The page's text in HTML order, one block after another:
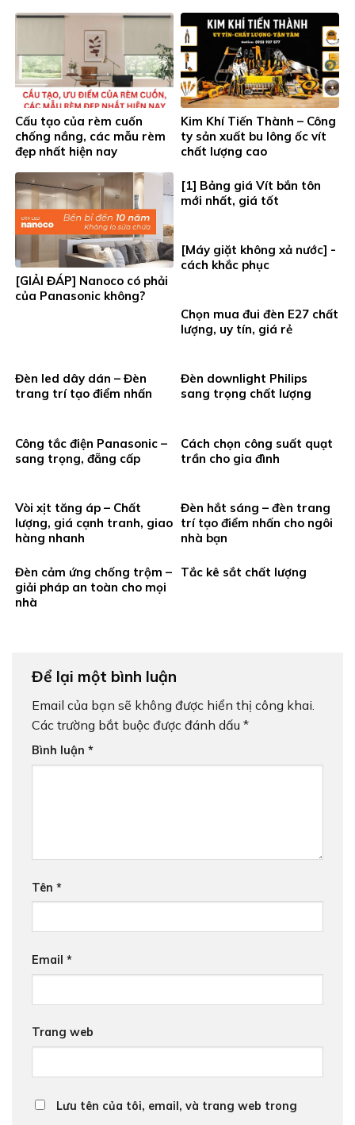
Cấu tạo của rèm cuốn
chống nắng, các mẫu rèm
đẹp nhất hiện nay
Kim Khí Tiến Thành – Công
ty sản xuất bu lông ốc vít
chất lượng cao
[GIẢI ĐÁP] Nanoco có phải
của Panasonic không?
[1] Bảng giá Vít bắn tôn
mới nhất, giá tốt
[Máy giặt không xả nước] -
cách khắc phục
Chọn mua đui đèn E27 chất
lượng, uy tín, giá rẻ
Đèn led dây dán – Đèn
trang trí tạo điểm nhấn
Đèn downlight Philips
sang trọng chất lượng
Công tắc điện Panasonic –
sang trọng, đẵng cấp
Cách chọn công suất quạt
trần cho gia đình
Vòi xịt tăng áp – Chất
lượng, giá cạnh tranh, giao
hàng nhanh
Đèn hắt sáng – đèn trang
trí tạo điểm nhấn cho ngôi
nhà bạn
Đèn cảm ứng chống trộm –
giải pháp an toàn cho mọi
nhà
Tắc kê sắt chất lượng
Để lại một bình luận
Email của bạn sẽ không được hiển thị công khai.
Các trường bắt buộc được đánh dấu *
Bình luận *
Tên *
Email *
Trang web
Lưu tên của tôi, email, và trang web trong